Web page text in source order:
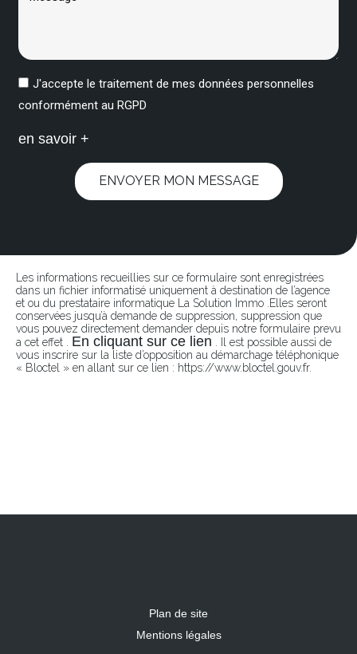
J'accepte le traitement de mes données personnelles
conformément au RGPD
en savoir +
ENVOYER MON MESSAGE
Les informations recueillies sur ce formulaire sont enregistrées
dans un fichier informatisé uniquement à destination de l’agence
et ou du prestataire informatique La Solution Immo .Elles seront
conservées jusqu’à demande de suppression, suppression que
vous pouvez directement demander depuis notre formulaire prevu
a cet effet . En cliquant sur ce lien . Il est possible aussi de
vous inscrire sur la liste d’opposition au démarchage téléphonique
« Bloctel » en allant sur ce lien : https://www.bloctel.gouv.fr.
Plan de site
Mentions légales